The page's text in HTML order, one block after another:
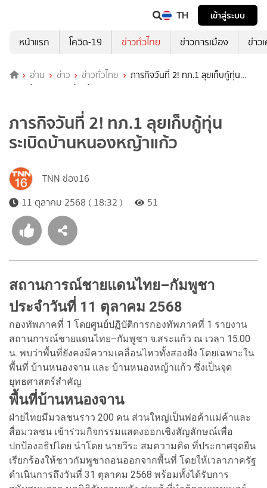
TH
เข้าสู่ระบบ
หน้าแรก
โควิด-19 ข่าวทั่วไทย ข่าวการเมือง ข่าว
อ่าน ข่าว ข่าวทั่วไทย
ภารกิจวันที่ 2! ทภ.1 ลุยเก็บกู้ทุ่น
ระเบิดบ้านหนองหญ้าแก้ว
ภารกิจวันที่ 2! ทภ.1 ลุยเก็บกู้ทุ่น
ระเบิดบ้านหนองหญ้าแก้ว
TNN ช่อง16
11 ตุลาคม 2568 ( 18:32 )
51
สถานการณ์ชายแดนไทย–กัมพูชา
ประจำวันที่ 11 ตุลาคม 2568
กองทัพภาคที่ 1 โดยศูนย์ปฏิบัติการกองทัพภาคที่ 1 รายงาน
สถานการณ์ชายแดนไทย–กัมพูชา จ.สระแก้ว ณ เวลา 15.00
น. พบว่าพื้นที่ยังคงมีความเคลื่อนไหวทั้งสองฝั่ง โดยเฉพาะใน
พื้นที่ บ้านหนองจาน และ บ้านหนองหญ้าแก้ว ซึ่งเป็นจุด
ยุทธศาสตร์สำคัญ
พื้นที่บ้านหนองจาน
ฝ่ายไทยมีมวลชนราว 200 คน ส่วนใหญ่เป็นพ่อค้าแม่ค้าและ
สื่อมวลชน เข้าร่วมกิจกรรมแสดงออกเชิงสัญลักษณ์เพื่อ
ปกป้องอธิปไตย นำโดย นายวีระ สมความคิด ที่ประกาศจุดยืน
เรียกร้องให้ชาวกัมพูชาถอนออกจากพื้นที่ โดยให้เวลาภาครัฐ
ดำเนินการถึงวันที่ 31 ตุลาคม 2568 พร้อมทั้งได้รับการ